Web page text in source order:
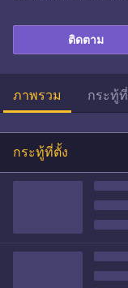
ติดตาม
ภาพรวม กระทู้
กระทู้ที่ตั้ง